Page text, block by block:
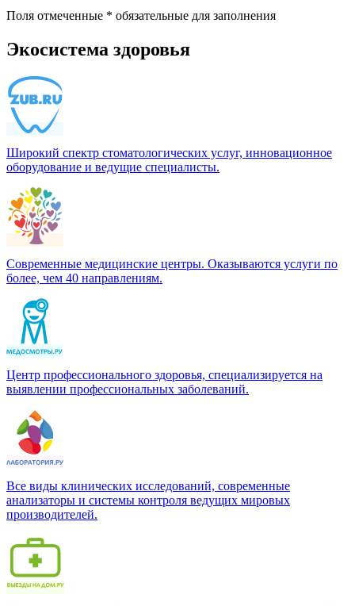
Поля отмеченные * обязательные для заполнения
Экосистема здоровья
Широкий спектр стоматологических услуг, инновационное
оборудование и ведущие специалисты.
Современные медицинские центры. Оказываются услуги по
более, чем 40 направлениям.
Центр профессионального здоровья, специализируется на
выявлении профессиональных заболеваний.
Все виды клинических исследований, современные
анализаторы и системы контроля ведущих мировых
производителей.